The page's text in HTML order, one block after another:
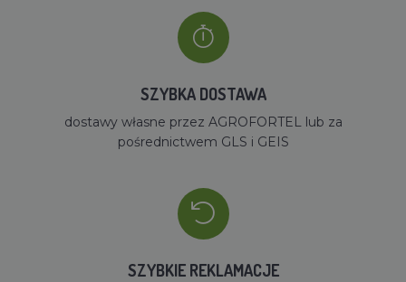
SZYBKA DOSTAWA
dostawy własne przez AGROFORTEL lub za
pośrednictwem GLS i GEIS
SZYBKIE REKLAMACJE